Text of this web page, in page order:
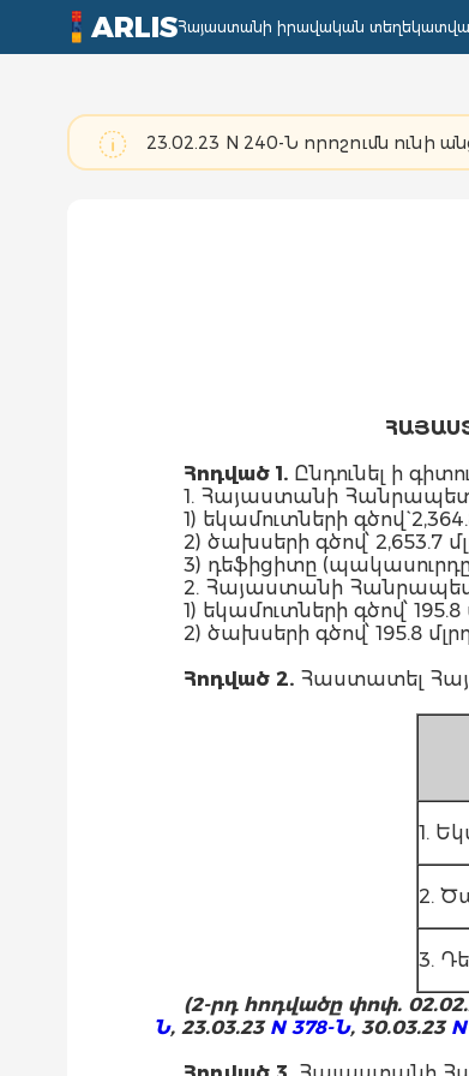
ARLISՀայաստանի իրավական
23.02.23 N 240-Ն որոշումն ունի
Հոդված 1. Ընդունել ի
1. Հայաստանի
1) եկամուտների գծով`
2) ծախսերի գծով՝ 2,653.7
3) դեֆիցիտը
2. Հայաստանի
1) եկամուտների գծով՝
2) ծախսերի գծով՝ 195.8
Հոդված 2. Հաստատել
1.
2.
3.
(2-րդ հոդվածը փոփ.
Ն, 23.03.23 N 378-Ն, 30.03.23